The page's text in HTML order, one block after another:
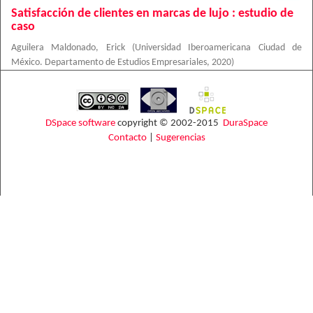
Satisfacción de clientes en marcas de lujo : estudio de
caso
Aguilera Maldonado, Erick (Universidad Iberoamericana Ciudad de
México. Departamento de Estudios Empresariales, 2020)
DSpace software copyright © 2002-2015 DuraSpace
Contacto| Sugerencias